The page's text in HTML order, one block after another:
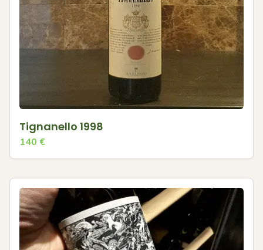
Tignanello 1998
140 €